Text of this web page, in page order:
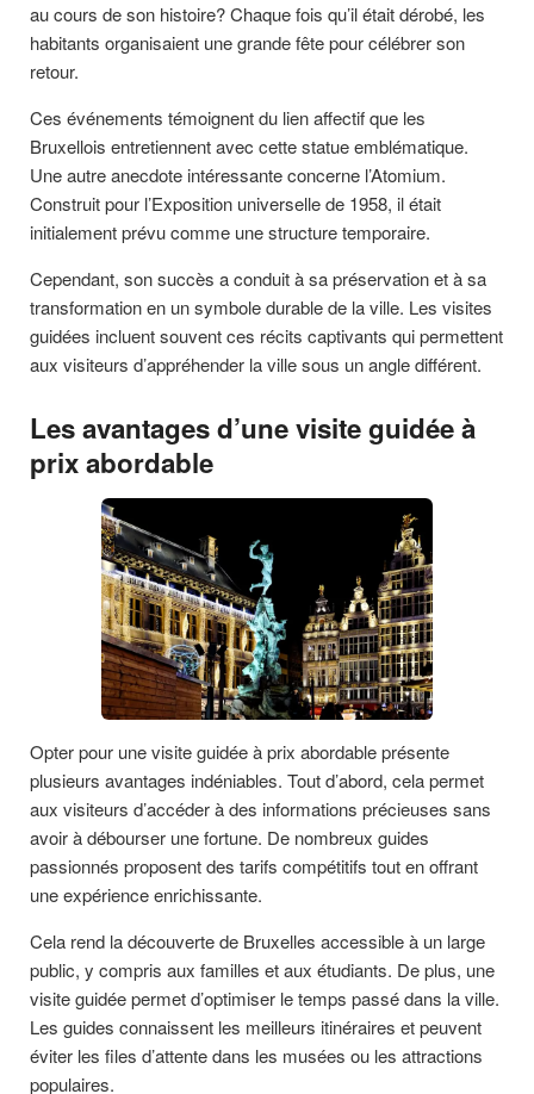
au cours de son histoire? Chaque fois qu’il était dérobé, les
habitants organisaient une grande fête pour célébrer son
retour.
Ces événements témoignent du lien affectif que les
Bruxellois entretiennent avec cette statue emblématique.
Une autre anecdote intéressante concerne l’Atomium.
Construit pour l’Exposition universelle de 1958, il était
initialement prévu comme une structure temporaire.
Cependant, son succès a conduit à sa préservation et à sa
transformation en un symbole durable de la ville. Les visites
guidées incluent souvent ces récits captivants qui permettent
aux visiteurs d’appréhender la ville sous un angle différent.
Les avantages d’une visite guidée à
prix abordable
Opter pour une visite guidée à prix abordable présente
plusieurs avantages indéniables. Tout d’abord, cela permet
aux visiteurs d’accéder à des informations précieuses sans
avoir à débourser une fortune. De nombreux guides
passionnés proposent des tarifs compétitifs tout en offrant
une expérience enrichissante.
Cela rend la découverte de Bruxelles accessible à un large
public, y compris aux familles et aux étudiants. De plus, une
visite guidée permet d’optimiser le temps passé dans la ville.
Les guides connaissent les meilleurs itinéraires et peuvent
éviter les files d’attente dans les musées ou les attractions
populaires.